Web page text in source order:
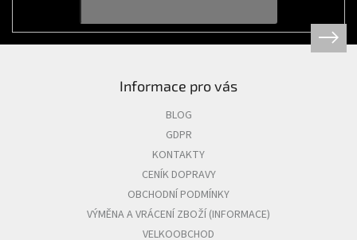
Informace pro vás
BLOG
GDPR
KONTAKTY
CENÍK DOPRAVY
OBCHODNÍ PODMÍNKY
VÝMĚNA A VRÁCENÍ ZBOŽÍ (INFORMACE)
VELKOOBCHOD